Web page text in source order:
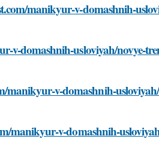
manikyur-v-domashnih-
v-domashnih-usloviyah/novye-
v-domashnih-
manikyur-v-domashnih-